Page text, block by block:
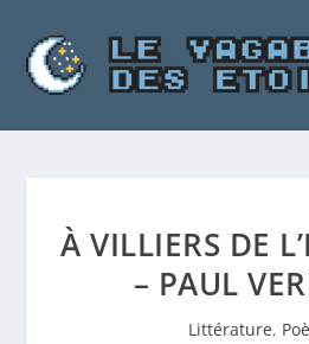
À VILLIERS DE
– PAUL
Littérature,